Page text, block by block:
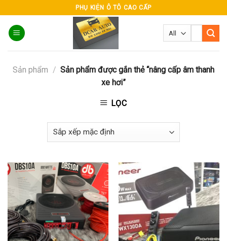
to
content
PHỤ KIỆN Ô TÔ CAO CẤP
Sản phẩm / Sản phẩm được gắn thẻ “nâng cấp âm thanh
xe hơi”
LỌC